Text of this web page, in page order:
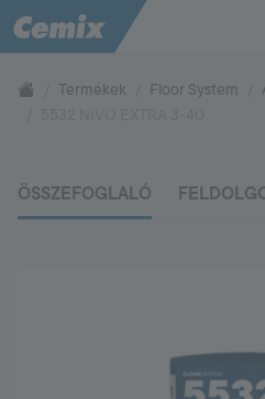
TudásTár
Támogatás
Termékek Floor System
ÖSSZEFOGLALÓ